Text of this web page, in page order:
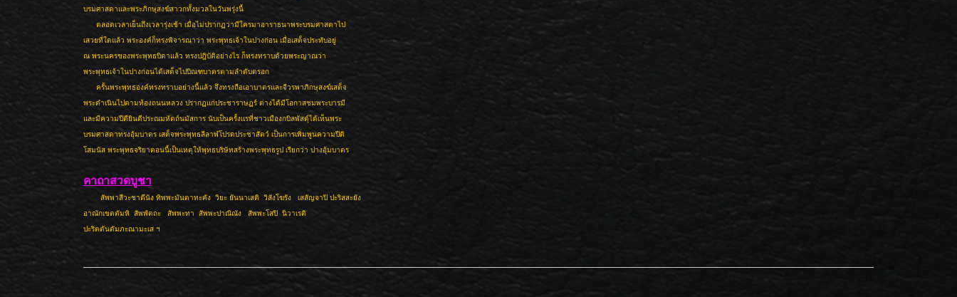
บรมศาสดาและพระภิกษุสงฆ์สาวกทั้งมวลในวันพรุ่งนี้
ตลอดเวลาเย็นถึงเวลารุ่งเช้า เมื่อไม่ปรากฏว่ามีใครมาอาราธนาพระบรมศาสดาไป
เสวยที่ใดแล้ว พระองค์ก็ทรงพิจารณาว่า พระพุทธเจ้าในปางก่อน เมื่อเสด็จประทับอยู่
ณ พระนครของพระพุทธบิดาแล้ว ทรงปฎิบัติอย่างไร ก็ทรงทราบด้วยพระญาณว่า
พระพุทธเจ้าในปางก่อนได้เสด็จไปบิณฑบาตรตามลำดับตรอก
ครั้นพระพุทธองค์ทรงทราบอย่างนี้แล้ว จึงทรงถือเอาบาตรและจีวรพาภิกษุสงฆ์เสด็จ
พระดำเนินไปตามท้องถนนหลวง ปรากฏแก่ประชาราษฏร์ ต่างได้มีโอกาสชมพระบารมี
และมีความปีตียินดีประณมหัตถ์นมัสการ นับเป็นครั้งแรที่ชาวเมืองกบิลพัสดุ์ได้เห็นพระ
บรมศาสดาทรงอุ้มบาตร เสด็จพระพุทธลีลาฬโปรดประชาสัตว์ เป็นการเพิ่มพูนความปีติ
โสมนัส พระพุทธจริยาตอนนี้เป็นเหตุให้พุทธบริษัทสร้างพระพุทธรูป เรียกว่า ปางอุ้มบาตร
คาถาสวดบูชา
สัพพาสีวะชาตีนัง ทิพพะมันตาทะคัง วิยะ ยันนาเสติ วิสังโฆรัง เสสัญจาปิ ปะริสสะยัง
อาณักเขตตัมหิ สัพพัตถะ สัพพะทา สัพพะปาณิณัง สัพพะโสปิ นิวาเรติ
ปะริตตันตัมภะณามะเส ฯ